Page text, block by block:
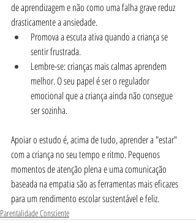
de aprendizagem e não como uma falha grave reduz
drasticamente a ansiedade.
Promova a escuta ativa quando a criança se
sentir frustrada.
Lembre-se: crianças mais calmas aprendem
melhor. O seu papel é ser o regulador
emocional que a criança ainda não consegue
ser sozinha.
Apoiar o estudo é, acima de tudo, aprender a "estar"
com a criança no seu tempo e ritmo. Pequenos
momentos de atenção plena e uma comunicação
baseada na empatia são as ferramentas mais eficazes
para um rendimento escolar sustentável e feliz.
Parentalidade Consciente